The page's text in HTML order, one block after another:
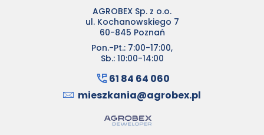
AGROBEX Sp. z o.o.
ul. Kochanowskiego 7
60-845 Poznań
Pon.-Pt.: 7:00-17:00,
Sb.: 10:00-14:00
61 84 64 060
mieszkania@agrobex.pl